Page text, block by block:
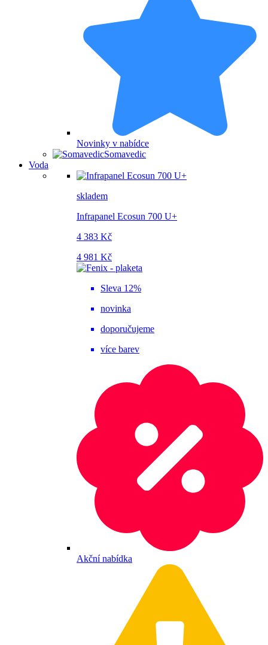
Novinky v nabídce
Somavedic
Voda
skladem
Infrapanel Ecosun 700 U+
4 383 Kč
4 981 Kč
Sleva 12%
novinka
doporučujeme
více barev
Akční nabídka